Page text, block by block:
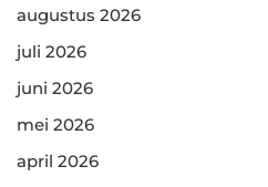
augustus 2026
juli 2026
juni 2026
mei 2026
april 2026